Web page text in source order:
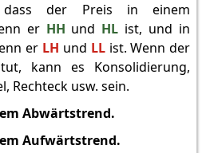
dass der Preis in einem
er HH und HL ist, und in
er LH und LList. Wenn der
kann es Konsolidierung,
Rechteck usw. sein.
Abwärtstrend.
Aufwärtstrend.